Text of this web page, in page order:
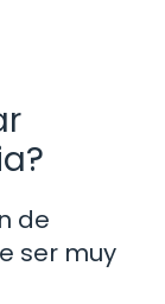
de
ser muy